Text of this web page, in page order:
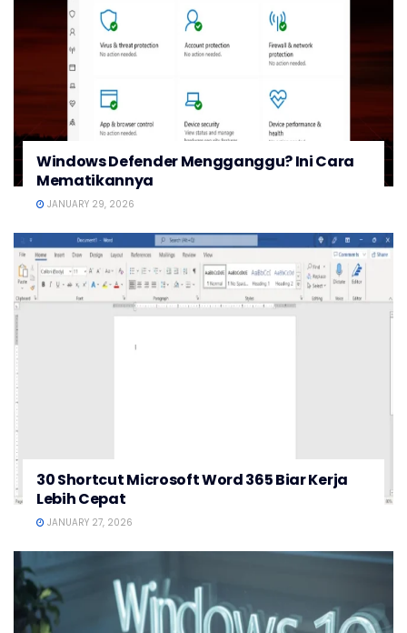
Windows Defender Mengganggu? Ini Cara
Mematikannya
JANUARY 29, 2026
30 Shortcut Microsoft Word 365 Biar Kerja
Lebih Cepat
JANUARY 27, 2026